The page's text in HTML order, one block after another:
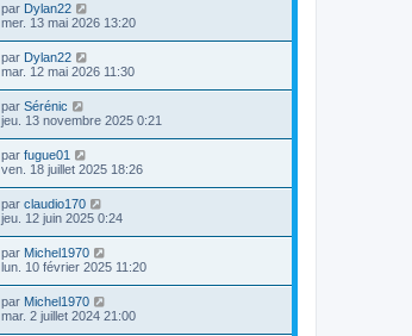
par Dylan22
mer. 13 mai 2026 13:20
par Dylan22
mar. 12 mai 2026 11:30
par Sérénic
jeu. 13 novembre 2025 0:21
par fugue01
ven. 18 juillet 2025 18:26
par claudio170
jeu. 12 juin 2025 0:24
par Michel1970
lun. 10 février 2025 11:20
par Michel1970
mar. 2 juillet 2024 21:00